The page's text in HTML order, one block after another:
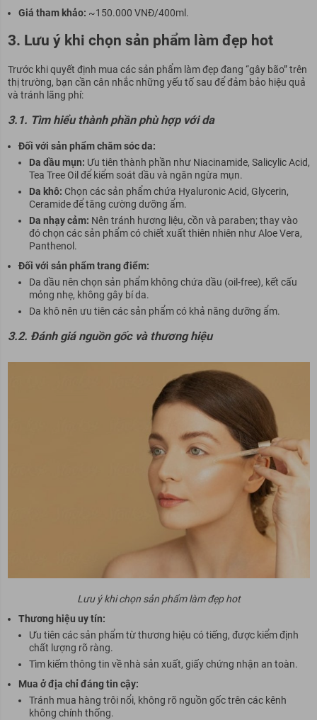
Giá tham khảo: ~150.000 VNĐ/400ml.
3. Lưu ý khi chọn sản phẩm làm đẹp hot
Trước khi quyết định mua các sản phẩm làm đẹp đang “gây bão” trên
thị trường, bạn cần cân nhắc những yếu tố sau để đảm bảo hiệu quả
và tránh lãng phí:
3.1. Tìm hiểu thành phần phù hợp với da
Đối với sản phẩm chăm sóc da:
Da dầu mụn: Ưu tiên thành phần như Niacinamide, Salicylic Acid,
Tea Tree Oil để kiểm soát dầu và ngăn ngừa mụn.
Da khô: Chọn các sản phẩm chứa Hyaluronic Acid, Glycerin,
Ceramide để tăng cường dưỡng ẩm.
Da nhạy cảm: Nên tránh hương liệu, cồn và paraben; thay vào
đó chọn các sản phẩm có chiết xuất thiên nhiên như Aloe Vera,
Panthenol.
Đối với sản phẩm trang điểm:
Da dầu nên chọn sản phẩm không chứa dầu (oil-free), kết cấu
mỏng nhẹ, không gây bí da.
Da khô nên ưu tiên các sản phẩm có khả năng dưỡng ẩm.
3.2. Đánh giá nguồn gốc và thương hiệu
Lưu ý khi chọn sản phẩm làm đẹp hot
Thương hiệu uy tín:
Ưu tiên các sản phẩm từ thương hiệu có tiếng, được kiểm định
chất lượng rõ ràng.
Tìm kiếm thông tin về nhà sản xuất, giấy chứng nhận an toàn.
Mua ở địa chỉ đáng tin cậy:
Tránh mua hàng trôi nổi, không rõ nguồn gốc trên các kênh
không chính thống.